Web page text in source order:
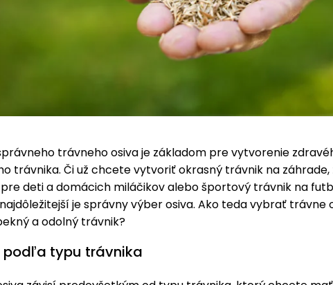
trávneho osiva je základom pre vytvorenie
trávnika. Či už chcete vytvoriť okrasný trávnik na
deti a domácich miláčikov alebo športový trávnik na
je správny výber osiva. Ako teda vybrať trávne
a odolný trávnik?
podľa typu trávnika